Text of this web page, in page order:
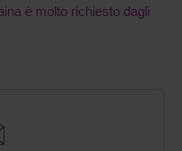
è molto richiesto dagli